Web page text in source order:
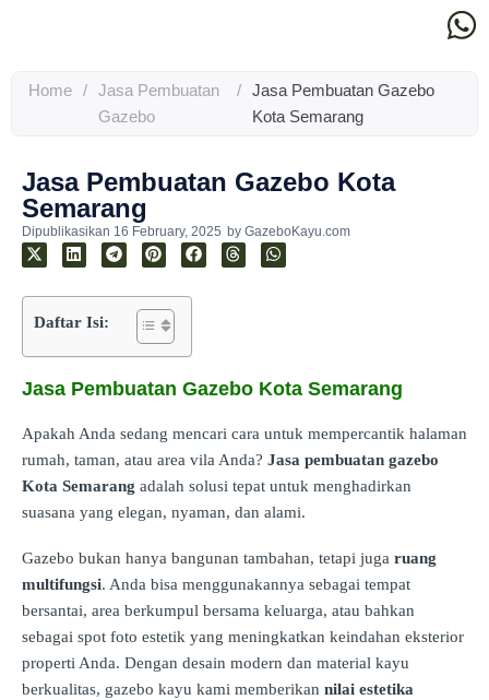
Home / Jasa Pembuatan
Gazebo
/ Jasa Pembuatan Gazebo
Kota Semarang
Jasa Pembuatan Gazebo Kota
Semarang
Dipublikasikan 16 February, 2025 by GazeboKayu.com
Daftar Isi:
Jasa Pembuatan Gazebo Kota Semarang
Apakah Anda sedang mencari cara untuk mempercantik halaman
rumah, taman, atau area vila Anda? Jasa pembuatan gazebo
Kota Semarang adalah solusi tepat untuk menghadirkan
suasana yang elegan, nyaman, dan alami.
Gazebo bukan hanya bangunan tambahan, tetapi juga ruang
multifungsi. Anda bisa menggunakannya sebagai tempat
bersantai, area berkumpul bersama keluarga, atau bahkan
sebagai spot foto estetik yang meningkatkan keindahan eksterior
properti Anda. Dengan desain modern dan material kayu
berkualitas, gazebo kayu kami memberikan nilai estetika